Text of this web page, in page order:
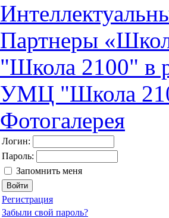
Партнеры
"Школа 2100" в
УМЦ "Школа
Фотогалерея
Логин:
Пароль:
Запомнить меня
Регистрация
Забыли свой пароль?